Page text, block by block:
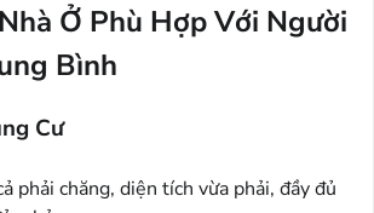
Ở Phù Hợp Với Người
Bình
Cư
phải chăng, diện tích vừa phải, đầy đủ